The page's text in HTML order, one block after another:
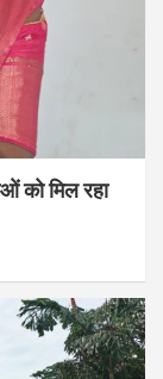
को मिल रहा